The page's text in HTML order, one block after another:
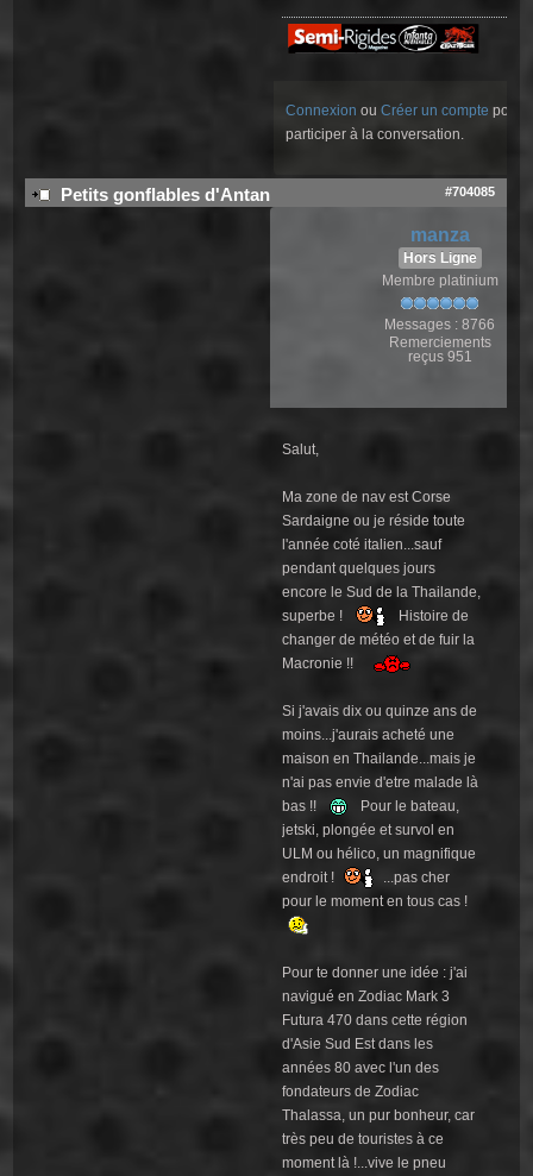
Connexion ouCréer un compte pour
participer à la conversation.
Petits gonflables d'Antan #704085
manza
Hors Ligne
Membre platinium
Messages : 8766
Remerciements
reçus 951
Salut,
Ma zone de nav est Corse
Sardaigne ou je réside toute
l'année coté italien...sauf
pendant quelques jours
encore le Sud de la Thailande,
superbe !
Histoire de
changer de météo et de fuir la
Macronie !!
Si j'avais dix ou quinze ans de
moins...j'aurais acheté une
maison en Thailande...mais je
n'ai pas envie d'etre malade là
bas !!
Pour le bateau,
jetski, plongée et survol en
ULM ou hélico, un magnifique
endroit !
...pas cher
pour le moment en tous cas !
Pour te donner une idée : j'ai
navigué en Zodiac Mark 3
Futura 470 dans cette région
d'Asie Sud Est dans les
années 80 avec l'un des
fondateurs de Zodiac
Thalassa, un pur bonheur, car
très peu de touristes à ce
moment là !...vive le pneu